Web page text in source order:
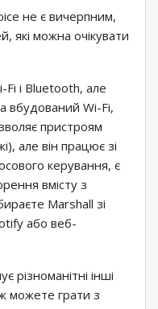
не є вичерпним,
які можна очікувати
Fi і Bluetooth, але
вбудований Wi-Fi,
пристроям
але він працює зі
керування, є
вмісту з
Marshall зі
або веб-
різноманітні інші
можете грати з